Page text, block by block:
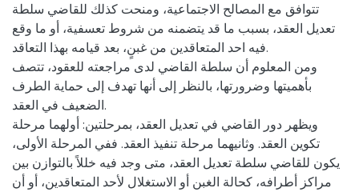
تتوافق مع المصالح الاجتماعية، ومنحت كذلك للقاضي سلطة
تعديل العقد، بسبب ما قد يتضمنه من شروط تعسفية، أو ما وقع
فيه احد المتعاقدين من غبنٍ، بعد قيامه بهذا التعاقد.
ومن المعلوم أن سلطة القاضي لدى مراجعته للعقود، تتصف
بأهميتها وضرورتها، بالنظر إلى أنها تهدف إلى حماية الطرف
الضعيف في العقد.
ويظهر دور القاضي في تعديل العقد، بمرحلتين: أولهما مرحلة
تكوين العقد. وثانيهما مرحلة تنفيذ العقد. ففي المرحلة الأولى،
يكون للقاضي سلطة تعديل العقد، متى وجد فيه خللاً بالتوازن بين
مراكز أطرافه، كحالة الغبن أو الاستغلال لأحد المتعاقدين، أو أن